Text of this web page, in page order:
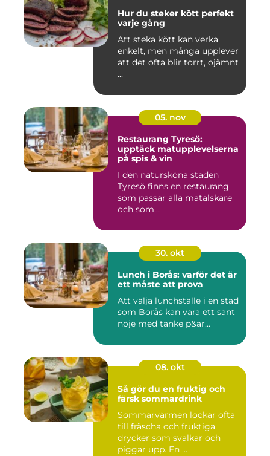
Hur du steker kött perfekt
varje gång
Att steka kött kan verka
enkelt, men många upplever
att det ofta blir torrt, ojämnt
...
05. nov
Restaurang Tyresö:
upptäck matupplevelserna
på spis & vin
I den natursköna staden
Tyresö finns en restaurang
som passar alla matälskare
och som...
30. okt
Lunch i Borås: varför det är
ett måste att prova
Att välja lunchställe i en stad
som Borås kan vara ett sant
nöje med tanke p&ar...
08. okt
Så gör du en fruktig och
färsk sommardrink
Sommarvärmen lockar ofta
till fräscha och fruktiga
drycker som svalkar och
piggar upp. En ...